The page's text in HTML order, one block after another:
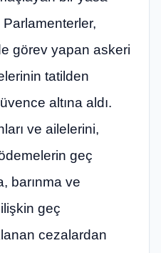
görev yapan askeri
tatilden
altına aldı.
ve ailelerini,
geç
barınma ve
geç
cezalardan